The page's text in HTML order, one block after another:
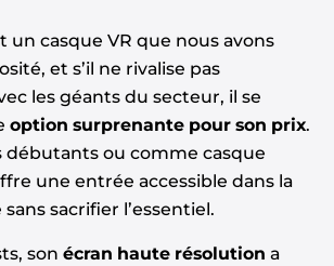
un casque VR que nous avons
et s’il ne rivalise pas
les géants du secteur, il se
option surprenante pour son prix.
débutants ou comme casque
une entrée accessible dans la
sacrifier l’essentiel.
son écran haute résolution a